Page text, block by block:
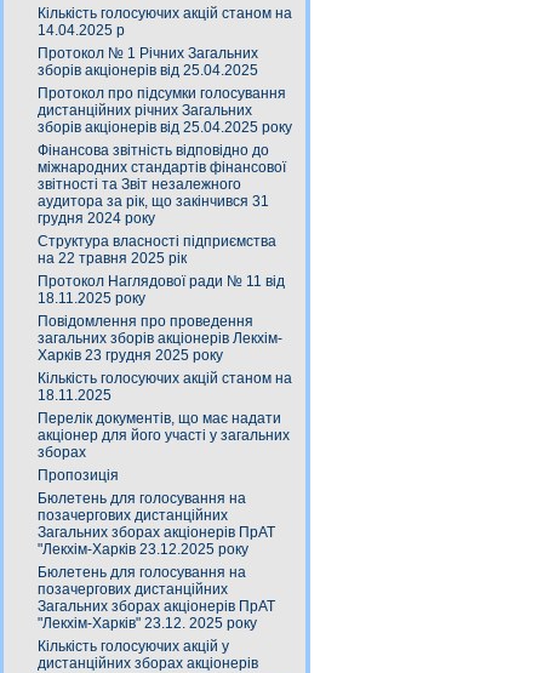
Кількість голосуючих акцій станом на
14.04.2025 р
Протокол № 1 Річних Загальних
зборів акціонерів від 25.04.2025
Протокол про підсумки голосування
дистанційних річних Загальних
зборів акціонерів від 25.04.2025 року
Фінансова звітність відповідно до
міжнародних стандартів фінансової
звітності та Звіт незалежного
аудитора за рік, що закінчився 31
грудня 2024 року
Структура власності підприємства
на 22 травня 2025 рік
Протокол Наглядової ради № 11 від
18.11.2025 року
Повідомлення про проведення
загальних зборів акціонерів Лекхім-
Харків 23 грудня 2025 року
Кількість голосуючих акцій станом на
18.11.2025
Перелік документів, що має надати
акціонер для його участі у загальних
зборах
Пропозиція
Бюлетень для голосування на
позачергових дистанційних
Загальних зборах акціонерів ПрАТ
"Лекхім-Харків 23.12.2025 року
Бюлетень для голосування на
позачергових дистанційних
Загальних зборах акціонерів ПрАТ
"Лекхім-Харків" 23.12. 2025 року
Кількість голосуючих акцій у
дистанційних зборах акціонерів